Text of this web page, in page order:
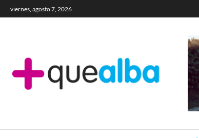
viernes, agosto 7, 2026